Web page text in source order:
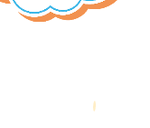
ォーム